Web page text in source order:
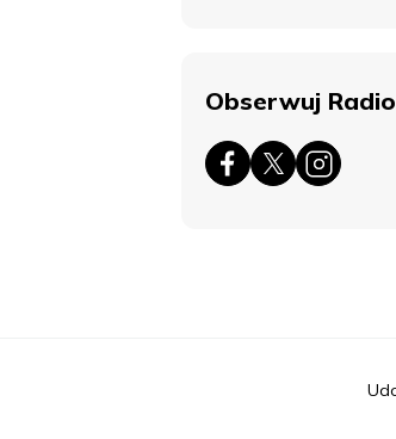
Obserwuj